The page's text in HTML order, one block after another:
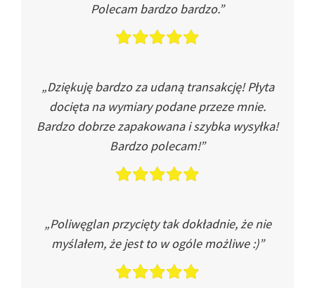
Polecam bardzo bardzo.”
„Dziękuję bardzo za udaną transakcję! Płyta
docięta na wymiary podane przeze mnie.
Bardzo dobrze zapakowana i szybka wysyłka!
Bardzo polecam!”
„Poliwęglan przycięty tak dokładnie, że nie
myślałem, że jest to w ogóle możliwe :)”